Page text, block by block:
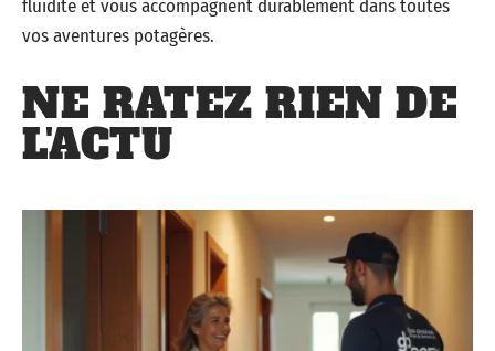
fluidité et vous accompagnent durablement dans toutes
vos aventures potagères.
NE RATEZ RIEN DE
L'ACTU